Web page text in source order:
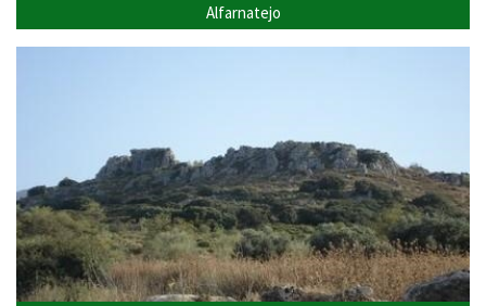
Alfarnatejo